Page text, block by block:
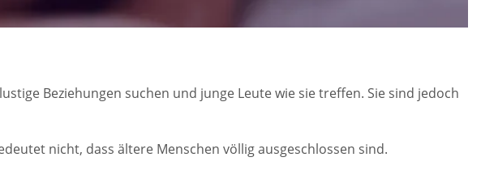
Beziehungen suchen und junge Leute wie sie treffen. Sie sind jedoch
nicht, dass ältere Menschen völlig ausgeschlossen sind.